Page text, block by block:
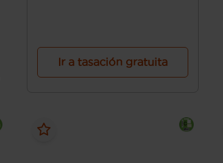
Ir a tasación gratuita